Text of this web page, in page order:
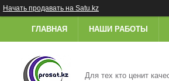
Начать продавать на Satu.kz
ГЛАВНАЯ НАШИ РАБОТЫ
Для тех кто ценит